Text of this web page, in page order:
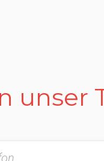
unser